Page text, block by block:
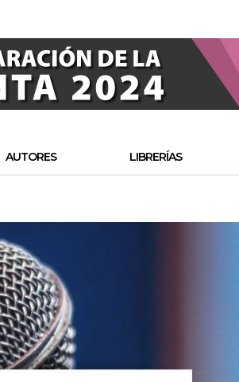
AUTORES LIBRERÍAS